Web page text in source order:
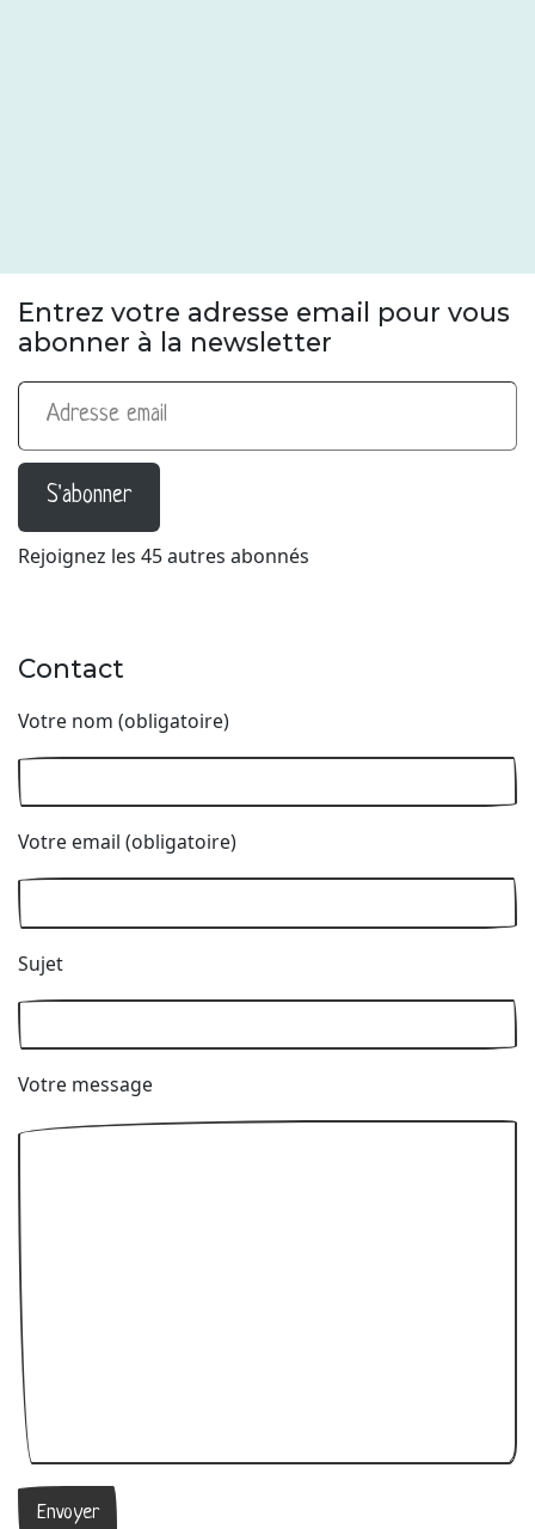
Entrez votre adresse email pour vous
abonner à la newsletter
Adresse email
S'abonner
Rejoignez les 45 autres abonnés
Contact
Votre nom (obligatoire)
Votre email (obligatoire)
Sujet
Votre message